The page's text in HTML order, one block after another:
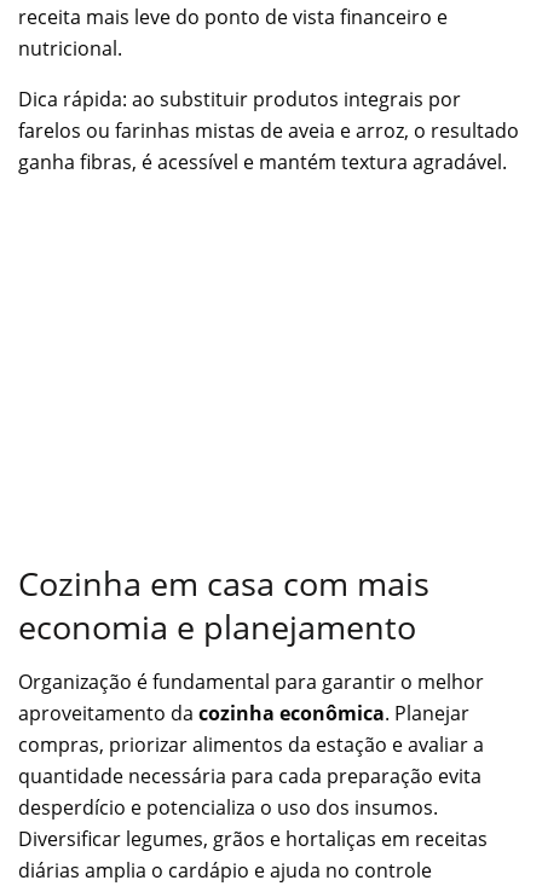
receita mais leve do ponto de vista financeiro e
nutricional.
Dica rápida: ao substituir produtos integrais por
farelos ou farinhas mistas de aveia e arroz, o resultado
ganha fibras, é acessível e mantém textura agradável.
Cozinha em casa com mais
economia e planejamento
Organização é fundamental para garantir o melhor
aproveitamento da cozinha econômica. Planejar
compras, priorizar alimentos da estação e avaliar a
quantidade necessária para cada preparação evita
desperdício e potencializa o uso dos insumos.
Diversificar legumes, grãos e hortaliças em receitas
diárias amplia o cardápio e ajuda no controle